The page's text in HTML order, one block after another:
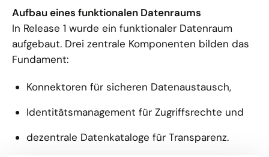
Aufbau eines funktionalen Datenraums
In Release 1 wurde ein funktionaler Datenraum
aufgebaut. Drei zentrale Komponenten bilden das
Fundament:
Konnektoren für sicheren Datenaustausch,
Identitätsmanagement für Zugriffsrechte und
dezentrale Datenkataloge für Transparenz.